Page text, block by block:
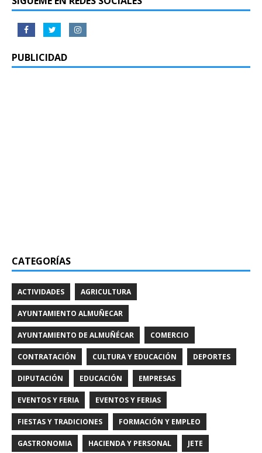
PUBLICIDAD
CATEGORÍAS
ACTIVIDADES AGRICULTURA
AYUNTAMIENTO ALMUÑECAR
AYUNTAMIENTO DE ALMUÑÉCAR COMERCIO
CONTRATACIÓN CULTURA Y EDUCACIÓN DEPORTES
DIPUTACIÓN EDUCACIÓN EMPRESAS
EVENTOS Y FERIA EVENTOS Y FERIAS
FIESTAS Y TRADICIONES FORMACIÓN Y EMPLEO
GASTRONOMIA HACIENDA Y PERSONAL JETE